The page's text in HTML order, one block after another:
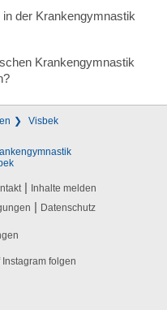
der Krankengymnastik
Krankengymnastik
Visbek
| Inhalte melden
| Datenschutz
Instagram folgen